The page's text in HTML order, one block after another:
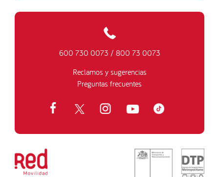
600 730 0073 / 800 73 0073
Reclamos y sugerencias
Preguntas frecuentes